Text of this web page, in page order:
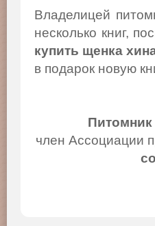
Владелицей
несколько книг,
купить щенка
в подарок новую
член Ассоциации